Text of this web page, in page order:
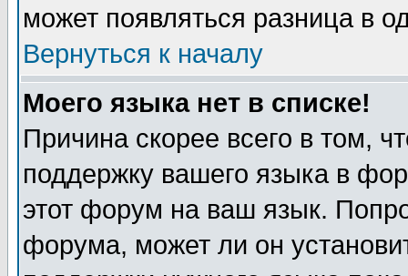
может появляться разница в
Вернуться к началу
Моего языка нет в списке!
Причина скорее всего в том,
поддержку вашего языка в
этот форум на ваш язык.
форума, может ли он